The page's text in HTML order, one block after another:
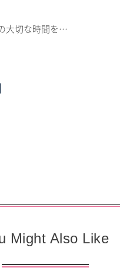
大切な時間を…
Might Also Like